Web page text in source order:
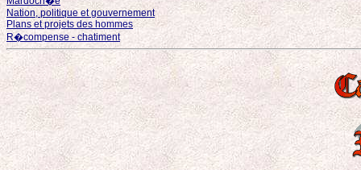
Nation, politique et gouvernement
Plans et projets des hommes
R�compense - chatiment